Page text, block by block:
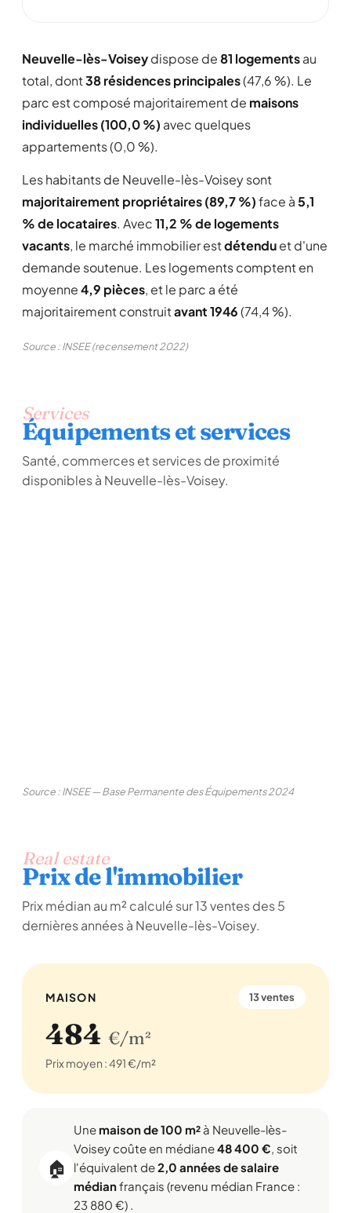
Neuvelle-lès-Voiseydispose de81 logementsau
total, dont38 résidences principales(47,6 %). Le
parc est composé majoritairement de maisons
individuelles (100,0 %) avec quelques
appartements (0,0 %).
Les habitants de Neuvelle-lès-Voisey sont
majoritairement propriétaires (89,7 %)face à5,1
% de locataires. Avec11,2 % de logements
vacants, le marché immobilier estdétenduet d'une
demande soutenue. Les logements comptent en
moyenne4,9 pièces, et le parc a été
majoritairement construitavant 1946(74,4 %).
Source : INSEE (recensement 2022)
Services
Équipements et services
Santé, commerces et services de proximité
disponibles à Neuvelle-lès-Voisey.
Source : INSEE — Base Permanente des Équipements 2024
Real estate
Prix de l'immobilier
Prix médian au m² calculé sur 13 ventes des 5
dernières années à Neuvelle-lès-Voisey.
MAISON 13 ventes
484 €/m²
Prix moyen : 491 €/m²
🏠
Une maison de 100 m² à Neuvelle-lès-
Voisey coûte en médiane48 400 €, soit
l'équivalent de2,0 années de salaire
médianfrançais (revenu médian France :
23 880 €) .